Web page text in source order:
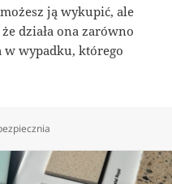
ją wykupić, ale
działa ona zarówno
wypadku, którego